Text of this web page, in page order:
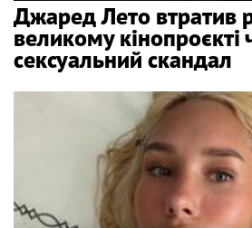
Джаред Лето втратив
великому кінопроєкті
сексуальний скандал